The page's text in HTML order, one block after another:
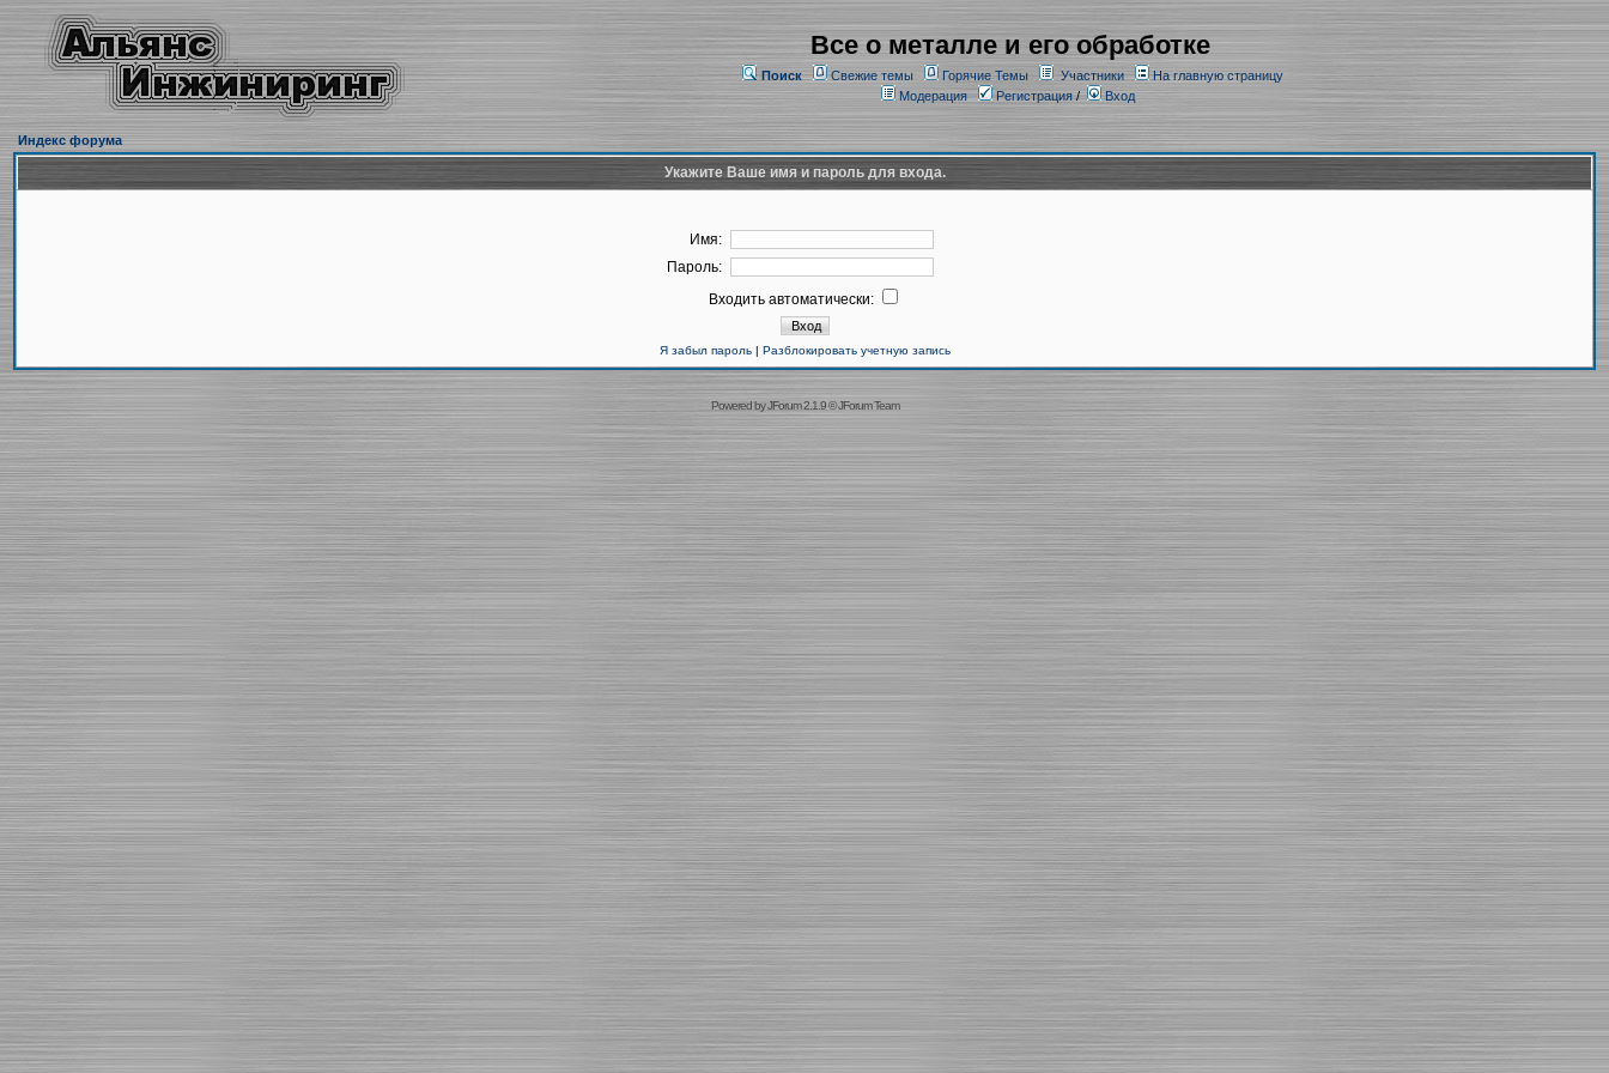
Все о металле и его обработке
Поиск Свежие темы Горячие Темы Участники
На главную страницу
Модерация
Регистрация/ Вход
Индекс форума
Укажите Ваше имя и пароль для входа.
Имя:
Пароль:
Входить автоматически:
Я забыл пароль| Разблокировать учетную запись
Powered byJForum 2.1.9©JForum Team